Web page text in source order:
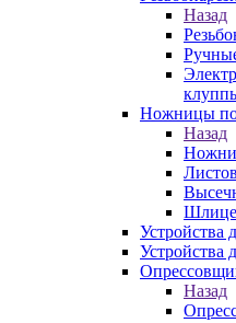
Назад
Ножницы по
Назад
Устройства
Устройства
Назад